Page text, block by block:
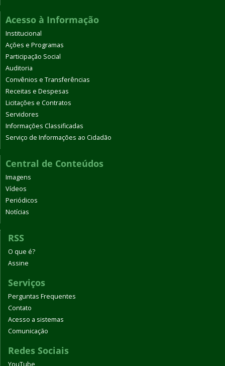
Acesso à Informação
Institucional
Ações e Programas
Participação Social
Auditoria
Convênios e Transferências
Receitas e Despesas
Licitações e Contratos
Servidores
Informações Classificadas
Serviço de Informações ao Cidadão
Central de Conteúdos
Imagens
Vídeos
Periódicos
Notícias
RSS
O que é?
Assine
Serviços
Perguntas Frequentes
Contato
Acesso a sistemas
Comunicação
Redes Sociais
YouTube